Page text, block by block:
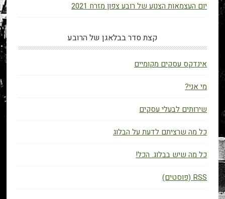
יום העצמאות הצנוע של רובע צפון מזרח 2021
קצת סדר בבלאגן של הרובע
אינדקס עסקים מקומיים
מי אני?
שירותים לבעלי עסקים
כל מה שרציתם לדעת על הבלוג
כל מה שיש בבלוג. הכל!
RSS (פוסטים)